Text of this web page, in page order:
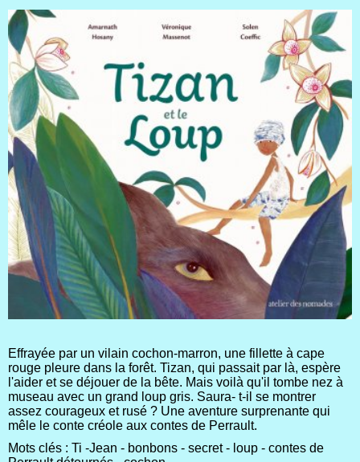
Effrayée par un vilain cochon-marron, une fillette à cape
rouge pleure dans la forêt. Tizan, qui passait par là, espère
l'aider et se déjouer de la bête. Mais voilà qu'il tombe nez à
museau avec un grand loup gris. Saura- t-il se montrer
assez courageux et rusé ? Une aventure surprenante qui
mêle le conte créole aux contes de Perrault.
Mots clés : Ti -Jean - bonbons - secret - loup - contes de